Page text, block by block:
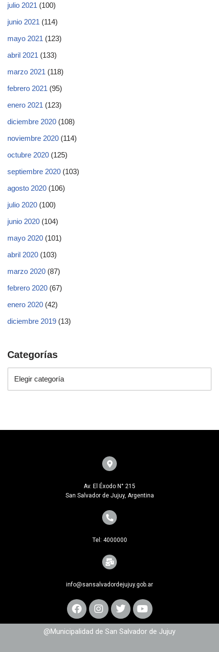
julio 2021 (100)
junio 2021 (114)
mayo 2021 (123)
abril 2021 (133)
marzo 2021 (118)
febrero 2021 (95)
enero 2021 (123)
diciembre 2020 (108)
noviembre 2020 (114)
octubre 2020 (125)
septiembre 2020 (103)
agosto 2020 (106)
julio 2020 (100)
junio 2020 (104)
mayo 2020 (101)
abril 2020 (103)
marzo 2020 (87)
febrero 2020 (67)
enero 2020 (42)
diciembre 2019 (13)
Categorías
Av. El Éxodo N° 215
San Salvador de Jujuy, Argentina
Tel: 4000000
info@sansalvadordejujuy.gob.ar
@Municipalidad de San Salvador de Jujuy